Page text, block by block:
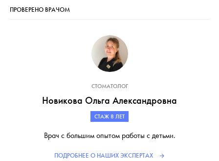
ПРОВЕРЕНО ВРАЧОМ
СТОМАТОЛОГ
Новикова Ольга Александровна
СТАЖ 8 ЛЕТ
Врач с большим опытом работы с детьми.
ПОДРОБНЕЕ О НАШИХ ЭКСПЕРТАХ